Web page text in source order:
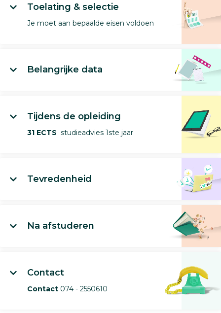
Toelating & selectie
Je moet aan bepaalde eisen voldoen
Belangrijke data
Tijdens de opleiding
31 ECTS studieadvies 1ste jaar
Tevredenheid
Na afstuderen
Contact
Contact 074 - 2550610